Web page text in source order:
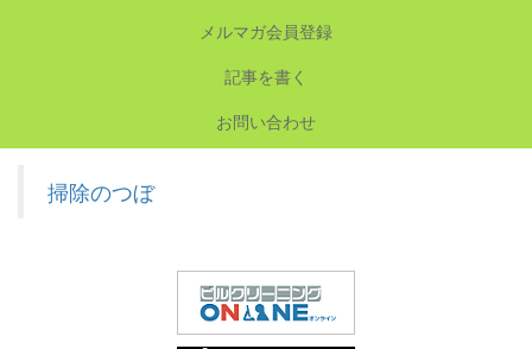
メルマガ会員登録
記事を書く
お問い合わせ
掃除のつぼ